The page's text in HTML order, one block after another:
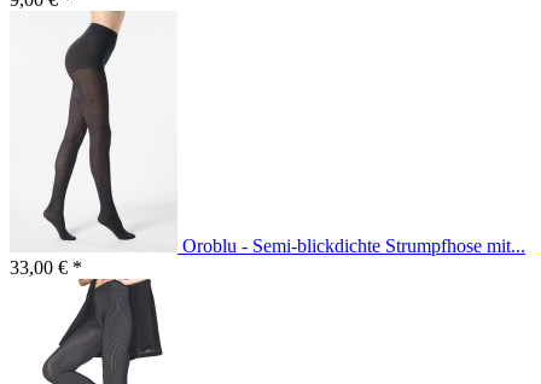
Oroblu - Semi-blickdichte Strumpfhose mit...
33,00 € *